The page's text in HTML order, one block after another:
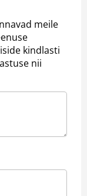
meile
kindlasti
nii